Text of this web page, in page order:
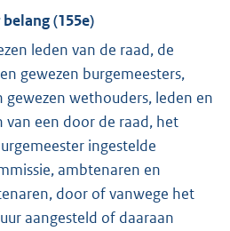
(155e)
leden van de raad, de
gewezen burgemeesters,
gewezen wethouders, leden en
van een door de raad, het
ingestelde
ambtenaren en
door of vanwege het
aangesteld of daaraan